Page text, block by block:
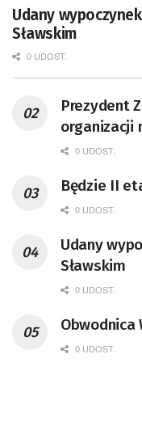
Udany
Sławskim
0 UDOST.
Prezydent
organizacji
0 UDOST.
Będzie II
0 UDOST.
Udany
Sławskim
0 UDOST.
Obwodnica
0 UDOST.